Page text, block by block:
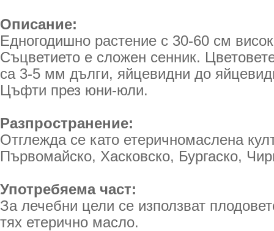
Описание:
Едногодишно растение с 30-60 см
Съцветието е сложен сенник.
са 3-5 мм дълги, яйцевидни до
Цъфти през юни-юли.
Разпространение:
Отглежда се като етеричномаслена
Първомайско, Хасковско, Бургаско,
Употребяема част:
За лечебни цели се използват
тях етерично масло.